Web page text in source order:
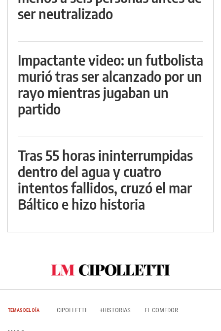
ser neutralizado
Impactante video: un futbolista
murió tras ser alcanzado por un
rayo mientras jugaban un
partido
Tras 55 horas ininterrumpidas
dentro del agua y cuatro
intentos fallidos, cruzó el mar
Báltico e hizo historia
TEMAS DEL DÍA CIPOLLETTI +HISTORIAS EL COMEDOR